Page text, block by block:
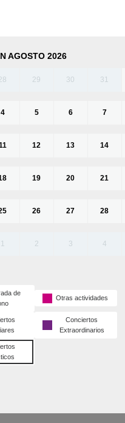
AGOSTO 2026
29 30 31
4 5 6 7
12 13 14
19 20 21
26 27 28
1 2 3 4
de
Otras actividades
Conciertos
Extraordinarios